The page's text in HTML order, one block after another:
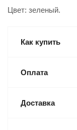
Цвет: зеленый.
Как купить
Оплата
Доставка